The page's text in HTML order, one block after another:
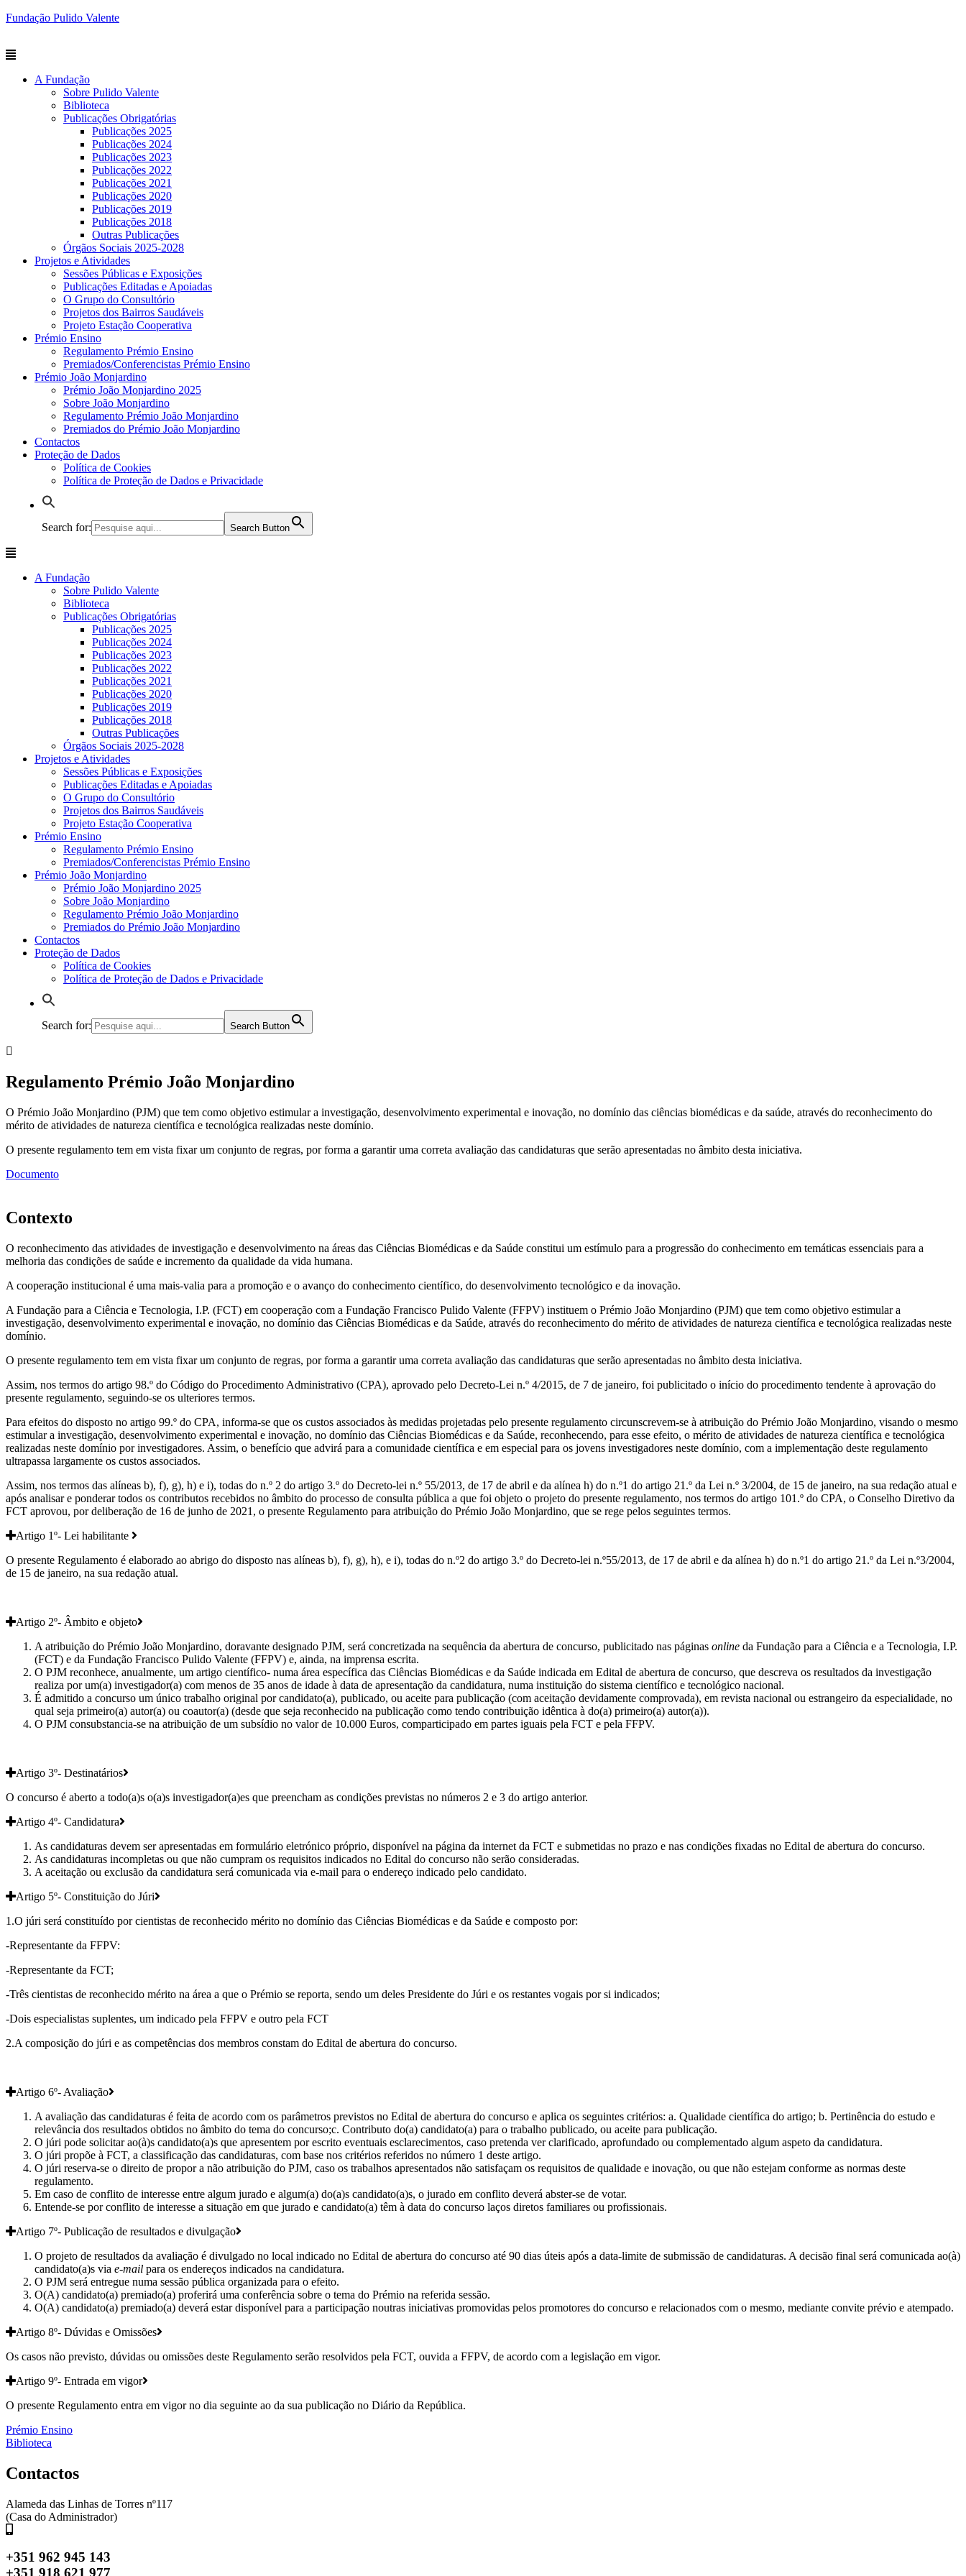
Fundação Pulido Valente
A Fundação
Sobre Pulido Valente
Biblioteca
Publicações Obrigatórias
Publicações 2025
Publicações 2024
Publicações 2023
Publicações 2022
Publicações 2021
Publicações 2020
Publicações 2019
Publicações 2018
Outras Publicações
Órgãos Sociais 2025-2028
Projetos e Atividades
Sessões Públicas e Exposições
Publicações Editadas e Apoiadas
O Grupo do Consultório
Projetos dos Bairros Saudáveis
Projeto Estação Cooperativa
Prémio Ensino
Regulamento Prémio Ensino
Premiados/Conferencistas Prémio Ensino
Prémio João Monjardino
Prémio João Monjardino 2025
Sobre João Monjardino
Regulamento Prémio João Monjardino
Premiados do Prémio João Monjardino
Contactos
Proteção de Dados
Política de Cookies
Política de Proteção de Dados e Privacidade
Search for: Search Button
A Fundação
Sobre Pulido Valente
Biblioteca
Publicações Obrigatórias
Publicações 2025
Publicações 2024
Publicações 2023
Publicações 2022
Publicações 2021
Publicações 2020
Publicações 2019
Publicações 2018
Outras Publicações
Órgãos Sociais 2025-2028
Projetos e Atividades
Sessões Públicas e Exposições
Publicações Editadas e Apoiadas
O Grupo do Consultório
Projetos dos Bairros Saudáveis
Projeto Estação Cooperativa
Prémio Ensino
Regulamento Prémio Ensino
Premiados/Conferencistas Prémio Ensino
Prémio João Monjardino
Prémio João Monjardino 2025
Sobre João Monjardino
Regulamento Prémio João Monjardino
Premiados do Prémio João Monjardino
Contactos
Proteção de Dados
Política de Cookies
Política de Proteção de Dados e Privacidade
Search for: Search Button
Regulamento Prémio João Monjardino
O Prémio João Monjardino (PJM) que tem como objetivo estimular a investigação, desenvolvimento experimental e inovação, no domínio das ciências biomédicas e da saúde, através do reconhecimento do
mérito de atividades de natureza científica e tecnológica realizadas neste domínio.
O presente regulamento tem em vista fixar um conjunto de regras, por forma a garantir uma correta avaliação das candidaturas que serão apresentadas no âmbito desta iniciativa.
Documento
Contexto
O reconhecimento das atividades de investigação e desenvolvimento na áreas das Ciências Biomédicas e da Saúde constitui um estímulo para a progressão do conhecimento em temáticas essenciais para a
melhoria das condições de saúde e incremento da qualidade da vida humana.
A cooperação institucional é uma mais-valia para a promoção e o avanço do conhecimento científico, do desenvolvimento tecnológico e da inovação.
A Fundação para a Ciência e Tecnologia, I.P. (FCT) em cooperação com a Fundação Francisco Pulido Valente (FFPV) instituem o Prémio João Monjardino (PJM) que tem como objetivo estimular a
investigação, desenvolvimento experimental e inovação, no domínio das Ciências Biomédicas e da Saúde, através do reconhecimento do mérito de atividades de natureza científica e tecnológica realizadas neste
domínio.
O presente regulamento tem em vista fixar um conjunto de regras, por forma a garantir uma correta avaliação das candidaturas que serão apresentadas no âmbito desta iniciativa.
Assim, nos termos do artigo 98.º do Código do Procedimento Administrativo (CPA), aprovado pelo Decreto-Lei n.º 4/2015, de 7 de janeiro, foi publicitado o início do procedimento tendente à aprovação do
presente regulamento, seguindo-se os ulteriores termos.
Para efeitos do disposto no artigo 99.º do CPA, informa-se que os custos associados às medidas projetadas pelo presente regulamento circunscrevem-se à atribuição do Prémio João Monjardino, visando o mesmo
estimular a investigação, desenvolvimento experimental e inovação, no domínio das Ciências Biomédicas e da Saúde, reconhecendo, para esse efeito, o mérito de atividades de natureza científica e tecnológica
realizadas neste domínio por investigadores. Assim, o benefício que advirá para a comunidade científica e em especial para os jovens investigadores neste domínio, com a implementação deste regulamento
ultrapassa largamente os custos associados.
Assim, nos termos das alíneas b), f), g), h) e i), todas do n.º 2 do artigo 3.º do Decreto-lei n.º 55/2013, de 17 de abril e da alínea h) do n.º1 do artigo 21.º da Lei n.º 3/2004, de 15 de janeiro, na sua redação atual e
após analisar e ponderar todos os contributos recebidos no âmbito do processo de consulta pública a que foi objeto o projeto do presente regulamento, nos termos do artigo 101.º do CPA, o Conselho Diretivo da
FCT aprovou, por deliberação de 16 de junho de 2021, o presente Regulamento para atribuição do Prémio João Monjardino, que se rege pelos seguintes termos.
Artigo 1º- Lei habilitante
O presente Regulamento é elaborado ao abrigo do disposto nas alíneas b), f), g), h), e i), todas do n.º2 do artigo 3.º do Decreto-lei n.º55/2013, de 17 de abril e da alínea h) do n.º1 do artigo 21.º da Lei n.º3/2004,
de 15 de janeiro, na sua redação atual.
Artigo 2º- Âmbito e objeto
A atribuição do Prémio João Monjardino, doravante designado PJM, será concretizada na sequência da abertura de concurso, publicitado nas páginas online da Fundação para a Ciência e a Tecnologia, I.P.
(FCT) e da Fundação Francisco Pulido Valente (FFPV) e, ainda, na imprensa escrita.
O PJM reconhece, anualmente, um artigo científico- numa área específica das Ciências Biomédicas e da Saúde indicada em Edital de abertura de concurso, que descreva os resultados da investigação
realiza por um(a) investigador(a) com menos de 35 anos de idade à data de apresentação da candidatura, numa instituição do sistema científico e tecnológico nacional.
É admitido a concurso um único trabalho original por candidato(a), publicado, ou aceite para publicação (com aceitação devidamente comprovada), em revista nacional ou estrangeiro da especialidade, no
qual seja primeiro(a) autor(a) ou coautor(a) (desde que seja reconhecido na publicação como tendo contribuição idêntica à do(a) primeiro(a) autor(a)).
O PJM consubstancia-se na atribuição de um subsídio no valor de 10.000 Euros, comparticipado em partes iguais pela FCT e pela FFPV.
Artigo 3º- Destinatários
O concurso é aberto a todo(a)s o(a)s investigador(a)es que preencham as condições previstas no números 2 e 3 do artigo anterior.
Artigo 4º- Candidatura
As candidaturas devem ser apresentadas em formulário eletrónico próprio, disponível na página da internet da FCT e submetidas no prazo e nas condições fixadas no Edital de abertura do concurso.
As candidaturas incompletas ou que não cumpram os requisitos indicados no Edital do concurso não serão consideradas.
A aceitação ou exclusão da candidatura será comunicada via e-mail para o endereço indicado pelo candidato.
Artigo 5º- Constituição do Júri
1.O júri será constituído por cientistas de reconhecido mérito no domínio das Ciências Biomédicas e da Saúde e composto por:
-Representante da FFPV:
-Representante da FCT;
-Três cientistas de reconhecido mérito na área a que o Prémio se reporta, sendo um deles Presidente do Júri e os restantes vogais por si indicados;
-Dois especialistas suplentes, um indicado pela FFPV e outro pela FCT
2.A composição do júri e as competências dos membros constam do Edital de abertura do concurso.
Artigo 6º- Avaliação
A avaliação das candidaturas é feita de acordo com os parâmetros previstos no Edital de abertura do concurso e aplica os seguintes critérios: a. Qualidade científica do artigo; b. Pertinência do estudo e
relevância dos resultados obtidos no âmbito do tema do concurso;c. Contributo do(a) candidato(a) para o trabalho publicado, ou aceite para publicação.
O júri pode solicitar ao(à)s candidato(a)s que apresentem por escrito eventuais esclarecimentos, caso pretenda ver clarificado, aprofundado ou complementado algum aspeto da candidatura.
O júri propõe à FCT, a classificação das candidaturas, com base nos critérios referidos no número 1 deste artigo.
O júri reserva-se o direito de propor a não atribuição do PJM, caso os trabalhos apresentados não satisfaçam os requisitos de qualidade e inovação, ou que não estejam conforme as normas deste
regulamento.
Em caso de conflito de interesse entre algum jurado e algum(a) do(a)s candidato(a)s, o jurado em conflito deverá abster-se de votar.
Entende-se por conflito de interesse a situação em que jurado e candidato(a) têm à data do concurso laços diretos familiares ou profissionais.
Artigo 7º- Publicação de resultados e divulgação
O projeto de resultados da avaliação é divulgado no local indicado no Edital de abertura do concurso até 90 dias úteis após a data-limite de submissão de candidaturas. A decisão final será comunicada ao(à)
candidato(a)s via e-mail para os endereços indicados na candidatura.
O PJM será entregue numa sessão pública organizada para o efeito.
O(A) candidato(a) premiado(a) proferirá uma conferência sobre o tema do Prémio na referida sessão.
O(A) candidato(a) premiado(a) deverá estar disponível para a participação noutras iniciativas promovidas pelos promotores do concurso e relacionados com o mesmo, mediante convite prévio e atempado.
Artigo 8º- Dúvidas e Omissões
Os casos não previsto, dúvidas ou omissões deste Regulamento serão resolvidos pela FCT, ouvida a FFPV, de acordo com a legislação em vigor.
Artigo 9º- Entrada em vigor
O presente Regulamento entra em vigor no dia seguinte ao da sua publicação no Diário da República.
Navegação
de
artigos
Prémio Ensino
Biblioteca
Contactos
Alameda das Linhas de Torres nº117
(Casa do Administrador)
+351 962 945 143
+351 918 621 977